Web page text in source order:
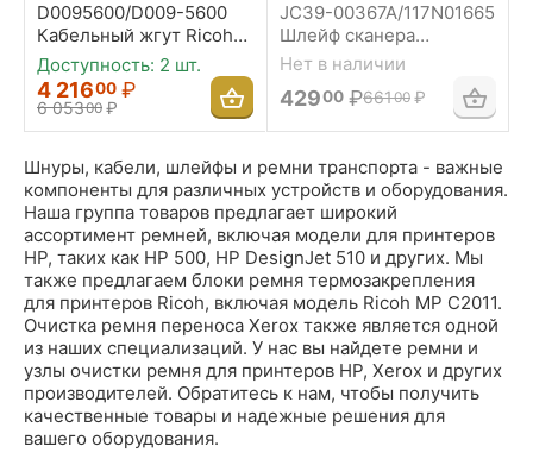
Шнуры, кабели, шлейфы и ремни транспорта - важные
компоненты для различных устройств и оборудования.
Наша группа товаров предлагает широкий
ассортимент ремней, включая модели для принтеров
HP, таких как HP 500, HP DesignJet 510 и других. Мы
также предлагаем блоки ремня термозакрепления
для принтеров Ricoh, включая модель Ricoh MP C2011.
Очистка ремня переноса Xerox также является одной
из наших специализаций. У нас вы найдете ремни и
узлы очистки ремня для принтеров HP, Xerox и других
производителей. Обратитесь к нам, чтобы получить
качественные товары и надежные решения для
вашего оборудования.
D0095600/D009-5600
Кабельный жгут Ricoh
для принтера SP
8200DN
Доступность: 2 шт.
4 21600 ₽
6 05300 ₽
JC39-00367A/117N01665
Шлейф сканера
Samsung для SCX-
Нет в наличии
42900 ₽66100 ₽